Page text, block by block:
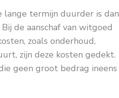
lange termijn duurder is dan
de aanschaf van witgoed
zoals onderhoud,
zijn deze kosten gedekt.
geen groot bedrag ineens